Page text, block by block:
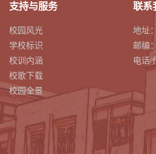
支持与服务
校园风光
学校标识
校训内涵
校歌下载
校园全景
联系
地址
邮编
电话/